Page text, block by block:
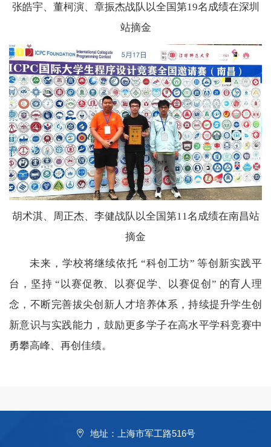
张皓宇、董柯演、章振杰战队以全国第19名成绩在深圳
站摘金
胡术淇、周正杰、李健战队以全国第11名成绩在南昌站
摘金
未来，学校将继续依托 “科创工坊” 等创新实践平
台，坚持 “以赛促教、以赛促学、以赛促创” 的育人理
念，不断完善拔尖创新人才培养体系，持续提升学生创
新意识与实践能力，鼓励更多学子在高水平学科竞赛中
勇攀高峰、再创佳绩。
地址：上海市军工路516号